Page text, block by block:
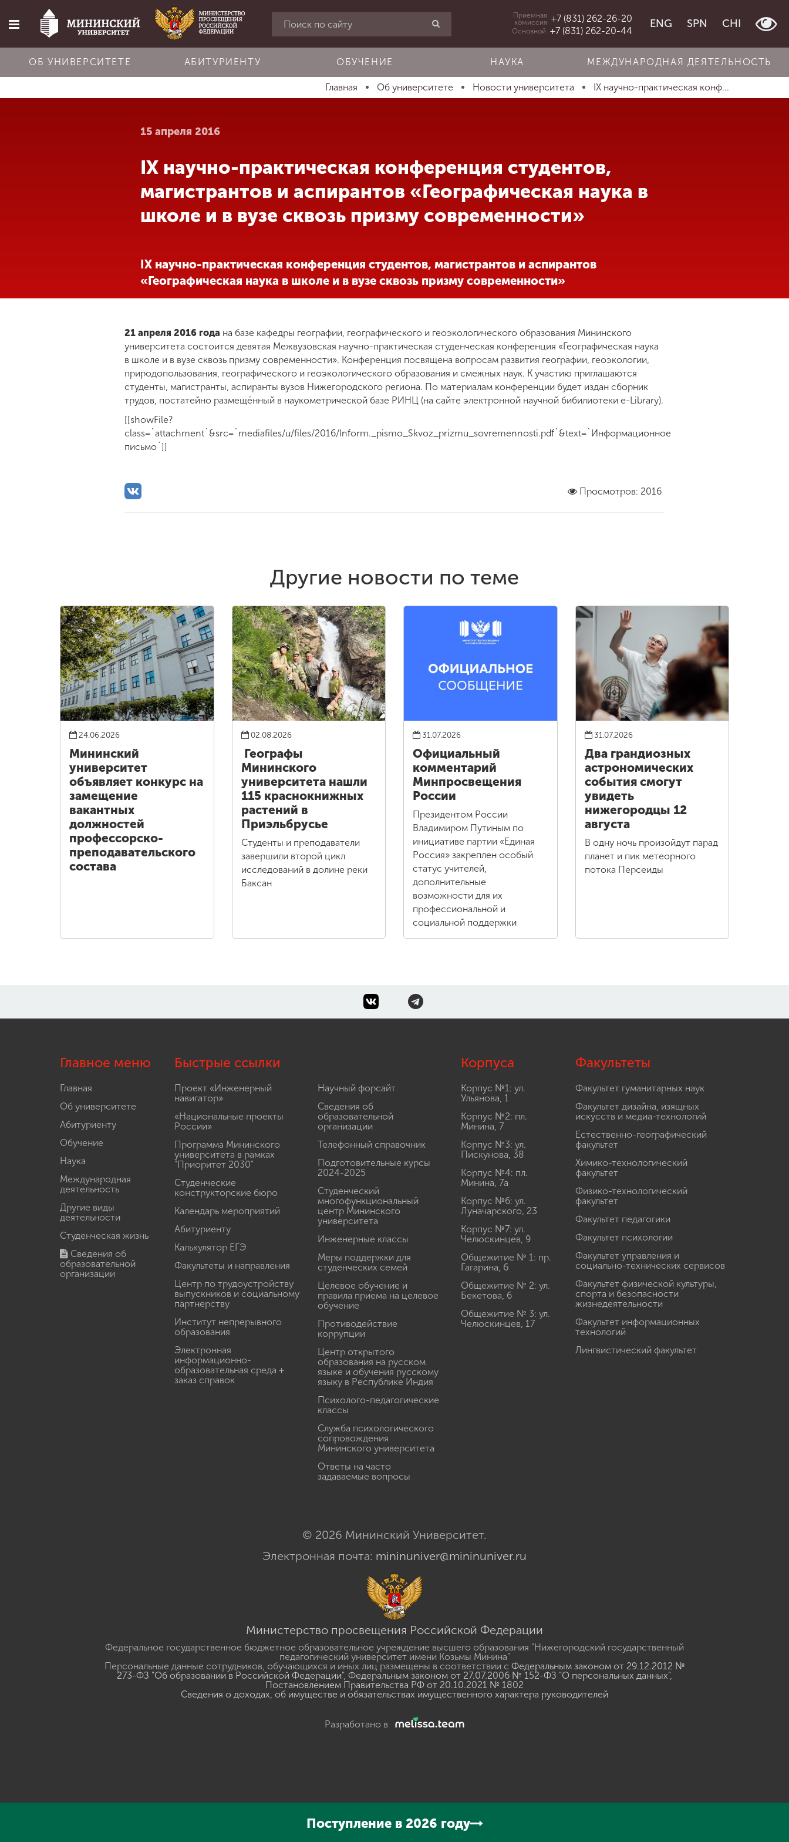
Главная
деятельность
Приемная
комиссия +7 (831) 262-26-20
Основной +7 (831) 262-20-44
ENG SPN CHI
ОБ УНИВЕРСИТЕТЕ АБИТУРИЕНТУ ОБУЧЕНИЕ НАУКА МЕЖДУНАРОДНАЯ ДЕЯТЕЛЬНОСТЬ
Главная Об университете Новости университета IX научно-практическая конф...
15 апреля 2016
IX научно-практическая конференция студентов,
магистрантов и аспирантов «Географическая наука в
школе и в вузе сквозь призму современности»
IX научно-практическая конференция студентов, магистрантов и аспирантов
«Географическая наука в школе и в вузе сквозь призму современности»
21 апреля 2016 года на базе кафедры географии, географического и геоэкологического образования Мининского
университета состоится девятая Межвузовская научно-практическая студенческая конференция «Географическая наука
в школе и в вузе сквозь призму современности». Конференция посвящена вопросам развития географии, геоэкологии,
природопользования, географического и геоэкологического образования и смежных наук. К участию приглашаются
студенты, магистранты, аспиранты вузов Нижегородского региона. По материалам конференции будет издан сборник
трудов, постатейно размещённый в наукометрической базе РИНЦ (на сайте электронной научной бибилиотеки e-Library).
[[showFile?
class=`attachment`&src=`mediafiles/u/files/2016/Inform._pismo_Skvoz_prizmu_sovremennosti.pdf`&text=`Информационное
письмо`]]
Просмотров: 2016
Другие новости по теме
24.06.2026
Мининский
университет
объявляет конкурс на
замещение
вакантных
должностей
профессорско-
преподавательского
состава
02.08.2026
Географы
Мининского
университета нашли
115 краснокнижных
растений в
Приэльбрусье
Студенты и преподаватели
завершили второй цикл
исследований в долине реки
Баксан
31.07.2026
Официальный
комментарий
Минпросвещения
России
Президентом России
Владимиром Путиным по
инициативе партии «Единая
Россия» закреплен особый
статус учителей,
дополнительные
возможности для их
профессиональной и
социальной поддержки
31.07.2026
Два грандиозных
астрономических
события смогут
увидеть
нижегородцы 12
августа
В одну ночь произойдут парад
планет и пик метеорного
потока Персеиды
Главное меню
Главная
Об университете
Абитуриенту
Обучение
Наука
Международная
деятельность
Другие виды
деятельности
Студенческая жизнь
Сведения об
образовательной
организации
Быстрые ссылки
Проект «Инженерный
навигатор»
«Национальные проекты
России»
Программа Мининского
университета в рамках
"Приоритет 2030"
Студенческие
конструкторские бюро
Календарь мероприятий
Абитуриенту
Калькулятор ЕГЭ
Факультеты и направления
Центр по трудоустройству
выпускников и социальному
партнерству
Институт непрерывного
образования
Электронная
информационно-
образовательная среда +
заказ справок
Научный форсайт
Сведения об
образовательной
организации
Телефонный справочник
Подготовительные курсы
2024-2025
Студенческий
многофункциональный
центр Мининского
университета
Инженерные классы
Меры поддержки для
студенческих семей
Целевое обучение и
правила приема на целевое
обучение
Противодействие
коррупции
Центр открытого
образования на русском
языке и обучения русскому
языку в Республике Индия
Психолого-педагогические
классы
Служба психологического
сопровождения
Мининского университета
Ответы на часто
задаваемые вопросы
Корпуса
Корпус №1: ул.
Ульянова, 1
Корпус №2: пл.
Минина, 7
Корпус №3: ул.
Пискунова, 38
Корпус №4: пл.
Минина, 7а
Корпус №6: ул.
Луначарского, 23
Корпус №7: ул.
Челюскинцев, 9
Общежитие № 1: пр.
Гагарина, 6
Общежитие № 2: ул.
Бекетова, 6
Общежитие № 3: ул.
Челюскинцев, 17
Факультеты
Факультет гуманитарных наук
Факультет дизайна, изящных
искусств и медиа-технологий
Естественно-географический
факультет
Химико-технологический
факультет
Физико-технологический
факультет
Факультет педагогики
Факультет психологии
Факультет управления и
социально-технических сервисов
Факультет физической культуры,
спорта и безопасности
жизнедеятельности
Факультет информационных
технологий
Лингвистический факультет
© 2026 Мининский Университет.
Электронная почта: mininuniver@mininuniver.ru
Министерство просвещения Российской Федерации
Федеральное государственное бюджетное образовательное учреждение высшего образования "Нижегородский государственный
педагогический университет имени Козьмы Минина"
Персональные данные сотрудников, обучающихся и иных лиц размещены в соответствии с Федеральным законом от 29.12.2012 №
273-ФЗ "Об образовании в Российской Федерации", Федеральным законом от 27.07.2006 № 152-ФЗ "О персональных данных",
Постановлением Правительства РФ от 20.10.2021 № 1802
Сведения о доходах, об имуществе и обязательствах имущественного характера руководителей
Разработано в
Поступление в 2026 году